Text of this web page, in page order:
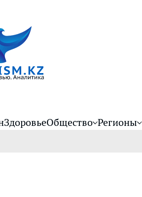
ЗдоровьеОбщество Регионы